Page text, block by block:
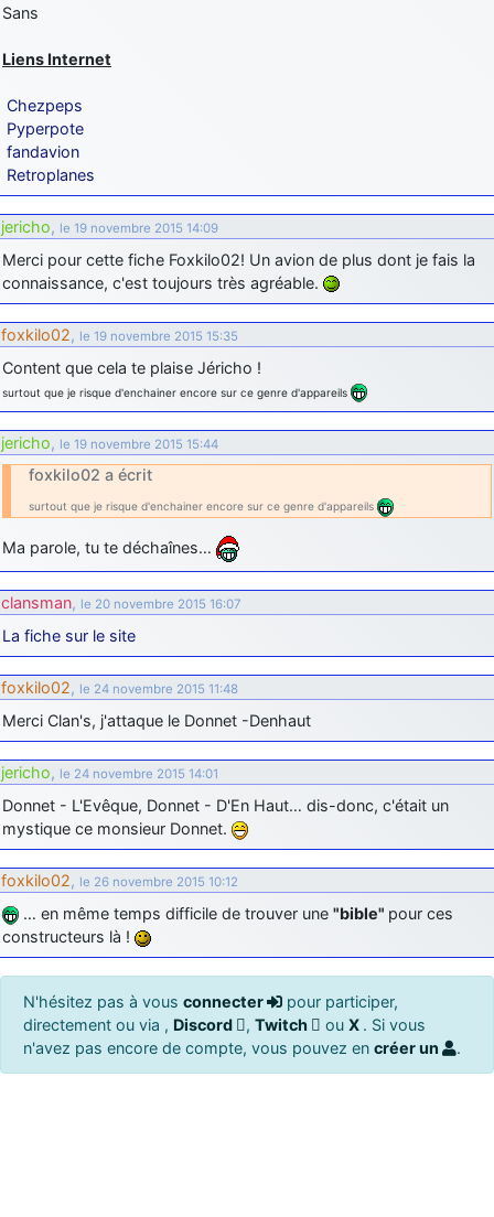
Sans
Liens Internet
Chezpeps
Pyperpote
fandavion
Retroplanes
jericho, le 19 novembre 2015 14:09
Merci pour cette fiche Foxkilo02! Un avion de plus dont je fais la
connaissance, c'est toujours très agréable.
foxkilo02, le 19 novembre 2015 15:35
Content que cela te plaise Jéricho !
surtout que je risque d'enchainer encore sur ce genre d'appareils
jericho, le 19 novembre 2015 15:44
foxkilo02 a écrit
surtout que je risque d'enchainer encore sur ce genre d'appareils
Ma parole, tu te déchaînes…
clansman, le 20 novembre 2015 16:07
La fiche sur le site
foxkilo02, le 24 novembre 2015 11:48
Merci Clan's, j'attaque le Donnet -Denhaut
jericho, le 24 novembre 2015 14:01
Donnet - L'Evêque, Donnet - D'En Haut… dis-donc, c'était un
mystique ce monsieur Donnet.
foxkilo02, le 26 novembre 2015 10:12
… en même temps difficile de trouver une "bible" pour ces
constructeurs là !
N'hésitez pas à vous connecter
pour participer,
directement ou via , Discord , Twitch ou X . Si vous
n'avez pas encore de compte, vous pouvez en créer un .